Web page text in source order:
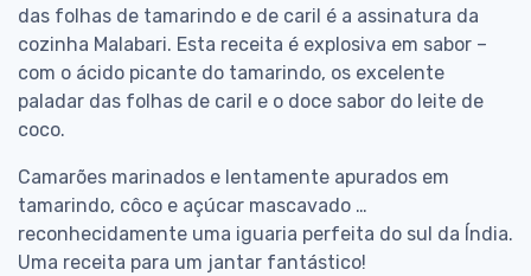
das folhas de tamarindo e de caril é a assinatura da
cozinha Malabari. Esta receita é explosiva em sabor –
com o ácido picante do tamarindo, os excelente
paladar das folhas de caril e o doce sabor do leite de
coco.
Camarões marinados e lentamente apurados em
tamarindo, côco e açúcar mascavado …
reconhecidamente uma iguaria perfeita do sul da Índia.
Uma receita para um jantar fantástico!